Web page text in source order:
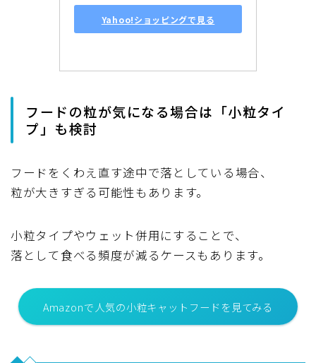
Yahoo!ショッピングで見る
フードの粒が気になる場合は「小粒タイ
プ」も検討
フードをくわえ直す途中で落としている場合、
粒が大きすぎる可能性もあります。
小粒タイプやウェット併用にすることで、
落として食べる頻度が減るケースもあります。
Amazonで人気の小粒キャットフードを見てみる